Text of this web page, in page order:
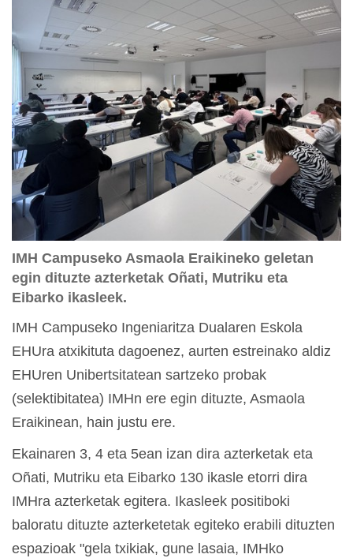
IMH Campuseko Asmaola Eraikineko geletan
egin dituzte azterketak Oñati, Mutriku eta
Eibarko ikasleek.
IMH Campuseko Ingeniaritza Dualaren Eskola
EHUra atxikituta dagoenez, aurten estreinako aldiz
EHUren Unibertsitatean sartzeko probak
(selektibitatea) IMHn ere egin dituzte, Asmaola
Eraikinean, hain justu ere.
Ekainaren 3, 4 eta 5ean izan dira azterketak eta
Oñati, Mutriku eta Eibarko 130 ikasle etorri dira
IMHra azterketak egitera. Ikasleek positiboki
baloratu dituzte azterketetak egiteko erabili dituzten
espazioak "gela txikiak, gune lasaia, IMHko